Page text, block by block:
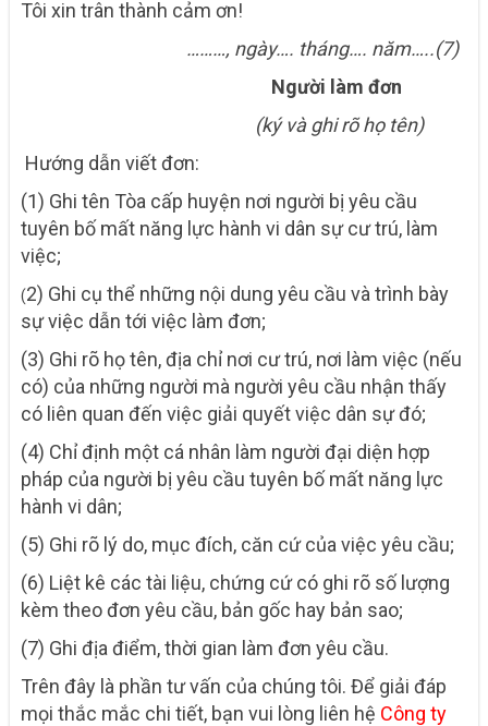
Tôi xin trân thành cảm ơn!
………, ngày…. tháng…. năm…..(7)
Người làm đơn
(ký và ghi rõ họ tên)
Hướng dẫn viết đơn:
(1) Ghi tên Tòa cấp huyện nơi người bị yêu cầu
tuyên bố mất năng lực hành vi dân sự cư trú, làm
việc;
(2) Ghi cụ thể những nội dung yêu cầu và trình bày
sự việc dẫn tới việc làm đơn;
(3) Ghi rõ họ tên, địa chỉ nơi cư trú, nơi làm việc (nếu
có) của những người mà người yêu cầu nhận thấy
có liên quan đến việc giải quyết việc dân sự đó;
(4) Chỉ định một cá nhân làm người đại diện hợp
pháp của người bị yêu cầu tuyên bố mất năng lực
hành vi dân;
(5) Ghi rõ lý do, mục đích, căn cứ của việc yêu cầu;
(6) Liệt kê các tài liệu, chứng cứ có ghi rõ số lượng
kèm theo đơn yêu cầu, bản gốc hay bản sao;
(7) Ghi địa điểm, thời gian làm đơn yêu cầu.
Trên đây là phần tư vấn của chúng tôi. Để giải đáp
mọi thắc mắc chi tiết, bạn vui lòng liên hệ Công ty